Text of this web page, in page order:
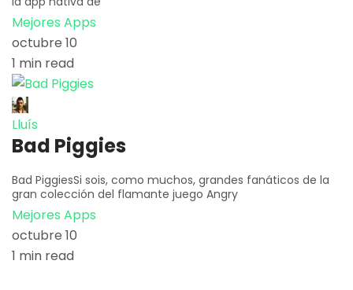
Mejores Apps
octubre 10
1 min read
Lluís
Bad Piggies
Bad PiggiesSi sois, como muchos, grandes fanáticos de la
gran colección del flamante juego Angry
Mejores Apps
octubre 10
1 min read